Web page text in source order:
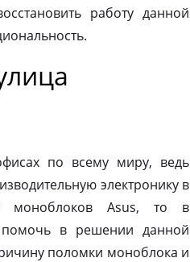
работу данной
по всему миру, ведь
электронику в
моноблоков Asus, то в
помочь в решении данной
поломки моноблока и